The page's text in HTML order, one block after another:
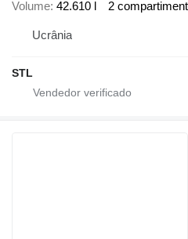
Volume 42.610 l 2
Ucrânia
STL